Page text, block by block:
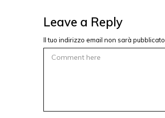
Leave a Reply
Il tuo indirizzo email non sarà pubblicato.